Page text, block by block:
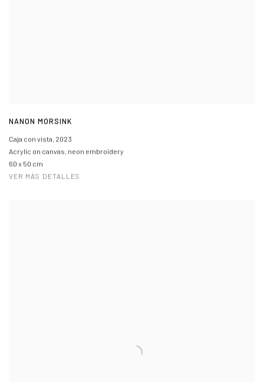
NANON MORSINK
Caja con vista, 2023
Acrylic on canvas, neon embroidery
60 x 50 cm
VER MÁS DETALLES